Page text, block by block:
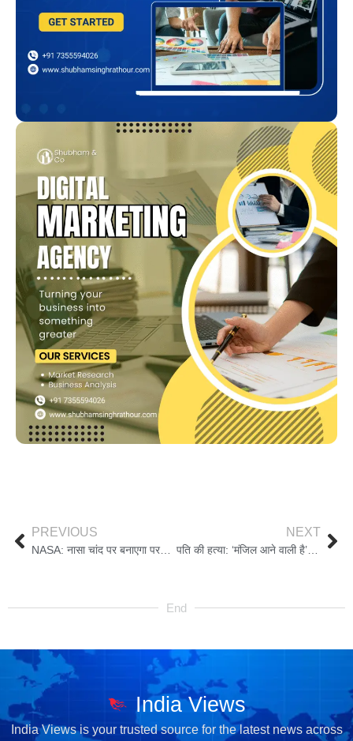
PREVIOUS
NASA: नासा चांद पर बनाएगा परमाणु रिएक्टर, रूस और चीन से निकलेगा आगे, जानिए कितना आएगा खर्च
NEXT
पति की हत्या: ‘मंजिल आने वाली है’ था कोड वर्ड, प्रेमी को शाहनवाज की लोकेशन बताती रही मैफरीन, भनक तक नहीं लगी
End
India Views
India Views is your trusted source for the latest news across